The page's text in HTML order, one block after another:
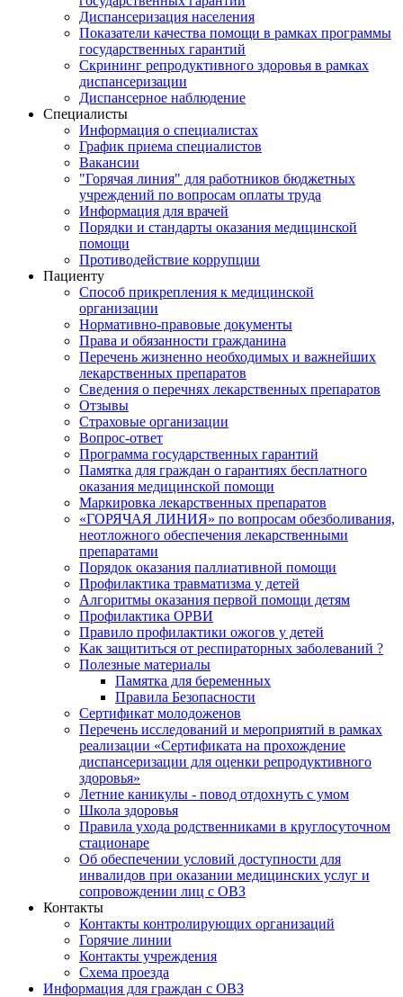
Диспансеризация населения
Показатели качества помощи в рамках программы
государственных гарантий
Скрининг репродуктивного здоровья в рамках
диспансеризации
Диспансерное наблюдение
Специалисты
Информация о специалистах
График приема специалистов
Вакансии
"Горячая линия" для работников бюджетных
учреждений по вопросам оплаты труда
Информация для врачей
Порядки и стандарты оказания медицинской
помощи
Противодействие коррупции
Пациенту
Способ прикрепления к медицинской
организации
Нормативно-правовые документы
Права и обязанности гражданина
Перечень жизненно необходимых и важнейших
лекарственных препаратов
Сведения о перечнях лекарственных препаратов
Отзывы
Страховые организации
Вопрос-ответ
Программа государственных гарантий
Памятка для граждан о гарантиях бесплатного
оказания медицинской помощи
Маркировка лекарственных препаратов
«ГОРЯЧАЯ ЛИНИЯ» по вопросам обезболивания,
неотложного обеспечения лекарственными
препаратами
Порядок оказания паллиативной помощи
Профилактика травматизма у детей
Алгоритмы оказания первой помощи детям
Профилактика ОРВИ
Правило профилактики ожогов у детей
Как защититься от респираторных заболеваний ?
Полезные материалы
Памятка для беременных
Правила Безопасности
Сертификат молодоженов
Перечень исследований и мероприятий в рамках
реализации «Сертификата на прохождение
диспансеризации для оценки репродуктивного
здоровья»
Летние каникулы - повод отдохнуть с умом
Школа здоровья
Правила ухода родственниками в круглосуточном
стационаре
Об обеспечении условий доступности для
инвалидов при оказании медицинских услуг и
сопровождении лиц с ОВЗ
Контакты
Контакты контролирующих организаций
Горячие линии
Контакты учреждения
Схема проезда
Информация для граждан с ОВЗ